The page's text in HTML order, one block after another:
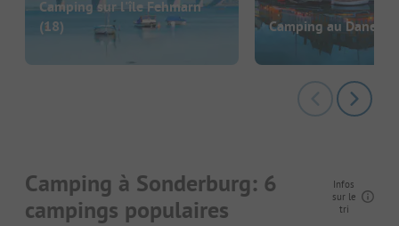
Camping sur l'île Fehmarn
(18)
Camping au
Camping à Sonderburg: 6
campings populaires
Infos
sur le
tri